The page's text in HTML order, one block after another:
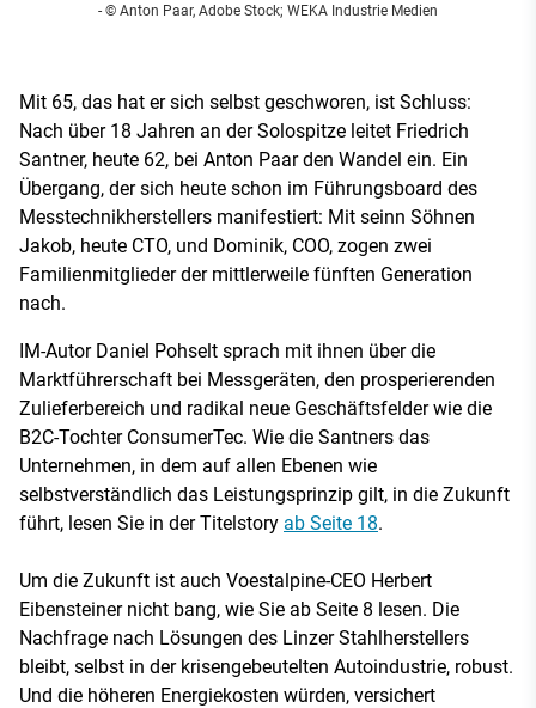
- © Anton Paar, Adobe Stock; WEKA Industrie Medien
Mit 65, das hat er sich selbst geschworen, ist Schluss:
Nach über 18 Jahren an der Solospitze leitet Friedrich
Santner, heute 62, bei Anton Paar den Wandel ein. Ein
Übergang, der sich heute schon im Führungsboard des
Messtechnikherstellers manifestiert: Mit seinn Söhnen
Jakob, heute CTO, und Dominik, COO, zogen zwei
Familienmitglieder der mittlerweile fünften Generation
nach.
IM-Autor Daniel Pohselt sprach mit ihnen über die
Marktführerschaft bei Messgeräten, den prosperierenden
Zulieferbereich und radikal neue Geschäftsfelder wie die
B2C-Tochter ConsumerTec. Wie die Santners das
Unternehmen, in dem auf allen Ebenen wie
selbstverständlich das Leistungsprinzip gilt, in die Zukunft
führt, lesen Sie in der Titelstory ab Seite 18.
Um die Zukunft ist auch Voestalpine-CEO Herbert
Eibensteiner nicht bang, wie Sie ab Seite 8 lesen. Die
Nachfrage nach Lösungen des Linzer Stahlherstellers
bleibt, selbst in der krisengebeutelten Autoindustrie, robust.
Und die höheren Energiekosten würden, versichert